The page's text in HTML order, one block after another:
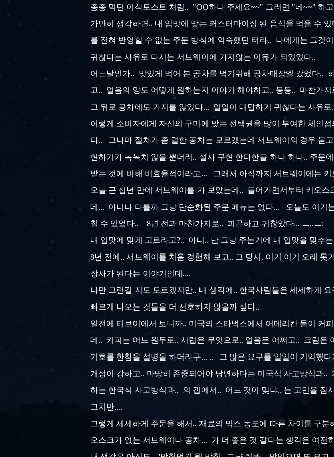
종종 먹던 이삭토스트 처럼.. "OO하나 주세요~~" 그러면 "네~~" 하
가만히 생각하면.. 내 입맛에 맞는 커스터마이징 된 음식을 먹을 수
를 전혀 반영할 수 없는 주문 방식에 익숙했던 터라.. 나에게는 그것
귀찮다는 사유로 다시는 서브웨이에 가지않는 이유가 되었었다..
어느날인가.. 맛있게 먹어 본 공차를 먹기위해 공차매장엘 갔었다..
고.. 얼음의 양도 어떻게 원하는지 이야기 해야하고.. 등등.. 마찬가
그 뒤로 공차에도 가지를 않았다... 일일이 대답하기 귀찮다는 사유로
이렇게 소비자에게 자신의 구미에 맞는 선택권을 많이 부여한 체인
다.. 그나마 절차가 좀 덜한 공차는 모르겠는데 서브웨이의 경우 묻
현하기가 녹녹치 않을 뿐더러.. 설사 구현 한다한들 하나 하나.. 주
받는 것에 비해 비효율적이라고... 그래서 아직까지 서브웨이에는 키
오늘 근 십년 만에 서브웨이를 가 보았는데.. 들어가면서부터 키오
데... 아니나 다를까 그냥 단순화된 주문 메뉴는 없다... 오늘도 이거
칠 수 있었다.. 8년 전과 마찬가지로.. 피곤하고 귀찮았다... ㅡ,.ㅡ;
내 입맛에 맞게 고르라고?.. 아니.. 난 그냥 주는거에 내 입맛을 맞추
8년 전에.. 서브웨이를 처음 경험해 보고.. 그 당시. 이거 이거 오래
장사가 된다는 이야기인데....
나만 그런걸 지도 모르겠지만.. 내 생각에.. 한국사람들은 세세하게
빠르게 나오는 것들을 더 선호하지 않을까 싶다..
일전에 티브이에서 보니까.. 미국의 스타벅스에서 어메리칸 들이 커
데.. 커피는 어느 원두로.. 시럽은 무엇으로.. 얼음은 어쩌고.. 크림은
기호를 한참을 설명을 하더라구... .. 그 많은 요구를 일일이 기억했
개성이 강하고.. 마땅히 존중되어야 당연하다는 미국식 사고방식과
하는 한국식 사고방식과.. 의 갭에서.. 어느 것이 맞냐.. 는 고민을 잠
그치만....
그렇게 세세하게 주문을 해서.. 재료의 믹스 농도에 따른 차이를 구
오스크가 없는 서브웨이나 공차... 가 더 좋은 것 같다는 생각은 여전